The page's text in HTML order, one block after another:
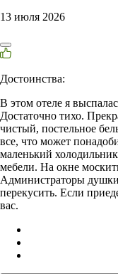
13 июля 2026
Достоинства:
В этом отеле я
Достаточно тихо.
чистый, постельное
все, что может
маленький
мебели. На окне
Администраторы
перекусить. Если
вас.